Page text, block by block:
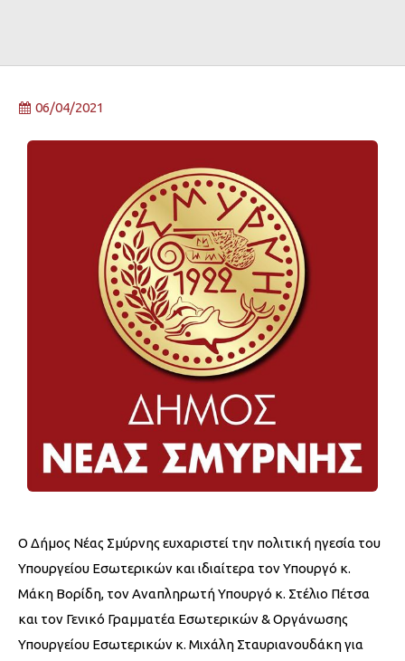
06/04/2021
Ο Δήμος Νέας Σμύρνης ευχαριστεί την πολιτική ηγεσία του
Υπουργείου Εσωτερικών και ιδιαίτερα τον Υπουργό κ.
Μάκη Βορίδη, τον Αναπληρωτή Υπουργό κ. Στέλιο Πέτσα
και τον Γενικό Γραμματέα Εσωτερικών & Οργάνωσης
Υπουργείου Εσωτερικών κ. Μιχάλη Σταυριανουδάκη για